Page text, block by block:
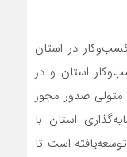
در استان
استان و در
متولی صدور مجوز
استان با
و توسعه‌یافته است تا